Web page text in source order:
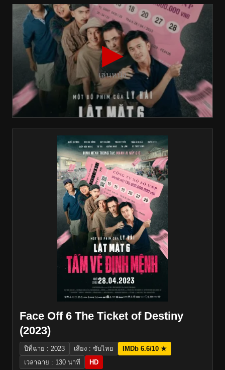
▶
เล่นหนัง
Face Off 6 The Ticket of Destiny
(2023)
ปีที่ฉาย : 2023 เสียง : ซับไทย
IMDb 6.6/10 ★
เวลาฉาย : 130 นาที
HD